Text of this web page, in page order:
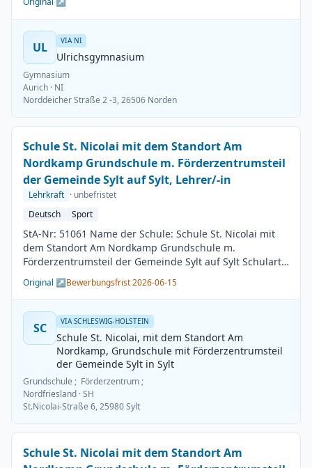
UL VIA NI
Ulrichsgymnasium
Gymnasium
Aurich · NI
Norddeicher Straße 2 -3, 26506 Norden
Schule St. Nicolai mit dem Standort Am
Nordkamp Grundschule m. Förderzentrumsteil
der Gemeinde Sylt auf Sylt, Lehrer/-in
Lehrkraft · unbefristet
Deutsch
Sport
StA-Nr: 51061 Name der Schule: Schule St. Nicolai mit
dem Standort Am Nordkamp Grundschule m.
Förderzentrumsteil der Gemeinde Sylt auf Sylt Schulart:
Grundschule Kreis / Kreisfreie Stadt: Nordfriesland
BesGr / EntGr: Besoldungsgruppe A13 1. Fach: Deutsch
2. Fach: Sport Beschäftigungsdauer: Unbefristet
Arbeitsumfang: Teilzeit möglich Besetzungstermin:
01.08.2026 Bewerbungsschluss: 15.06.2026
Veröffentlichung: 01.06.2026
Original ↗Bewerbungsfrist 2026-06-15
SC VIA SCHLESWIG-HOLSTEIN
Schule St. Nicolai, mit dem Standort Am
Nordkamp, Grundschule mit Förderzentrumsteil
der Gemeinde Sylt in Sylt
Grundschule ; Förderzentrum ;
Nordfriesland · SH
St.Nicolai-Straße 6, 25980 Sylt
Schule St. Nicolai mit dem Standort Am